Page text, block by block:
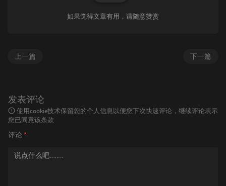
如果觉得文章有用，请随意赞赏
下一篇
上一篇
发表评论
使用cookie技术保留您的个人信息以便您下次快速评论，继续评论表示
您已同意该条款
评论 *